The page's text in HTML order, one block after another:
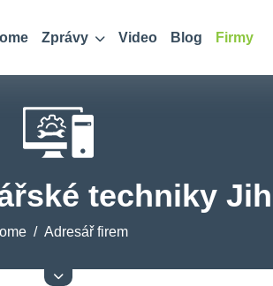
Zprávy Video Blog Firmy
techniky
Adresář firem